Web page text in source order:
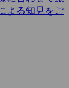
よる知見をご